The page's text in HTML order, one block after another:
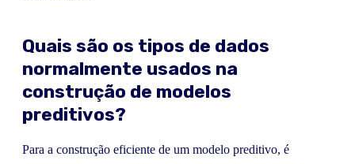
Quais são os tipos de dados
normalmente usados na
construção de modelos
preditivos?
Para a construção eficiente de um modelo preditivo, é